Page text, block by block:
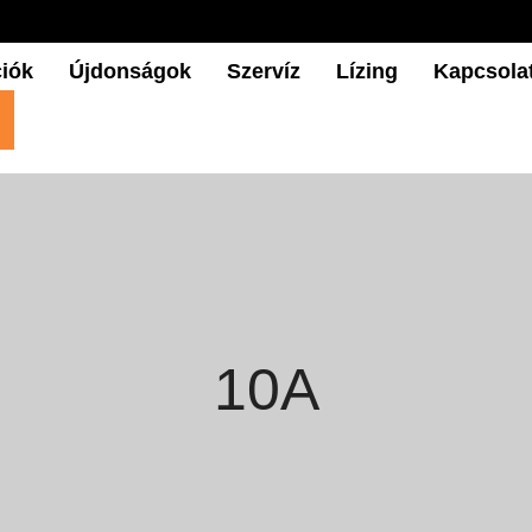
Újdonságok Szervíz Lízing
10A